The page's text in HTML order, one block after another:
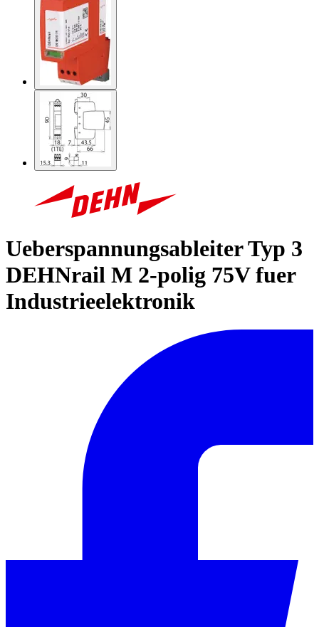
Ueberspannungsableiter Typ 3
DEHNrail M 2-polig 75V fuer
Industrieelektronik